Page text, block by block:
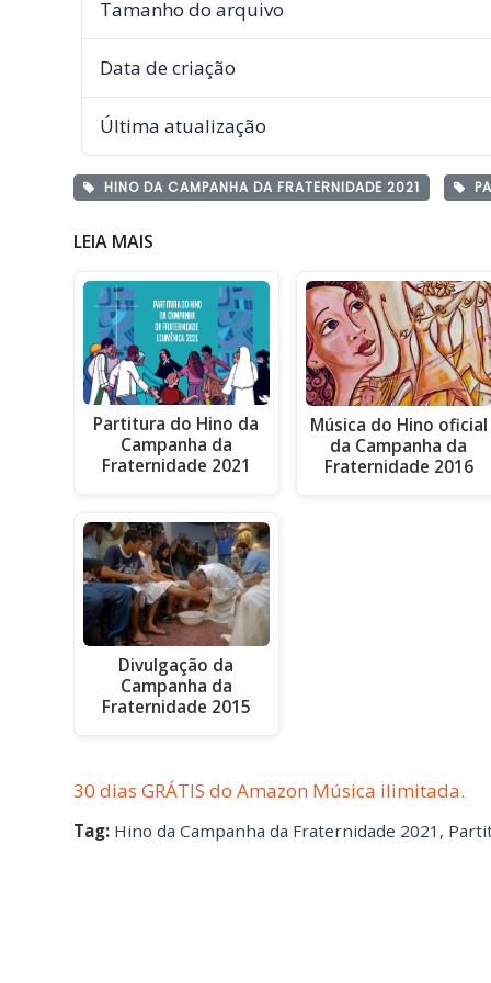
Tamanho do arquivo
Data de criação
Última atualização
HINO DA CAMPANHA DA FRATERNIDADE 2021
LEIA MAIS
Partitura do Hino da
Campanha da
Fraternidade 2021
Divulgação da
Campanha da
Fraternidade 2015
Música do Hino oficial
da Campanha da
Fraternidade 2016
30 dias GRÁTIS do Amazon Música ilimitada.
Tag: Hino da Campanha da Fraternidade 2021 ,